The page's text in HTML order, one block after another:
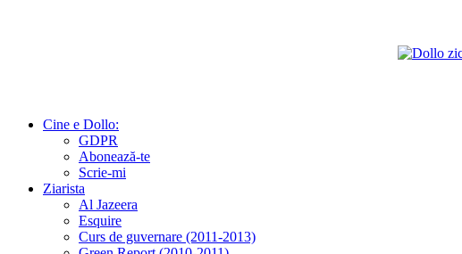
Cine e Dollo:
GDPR
Abonează-te
Scrie-mi
Ziarista
Al Jazeera
Esquire
Curs de guvernare (2011-2013)